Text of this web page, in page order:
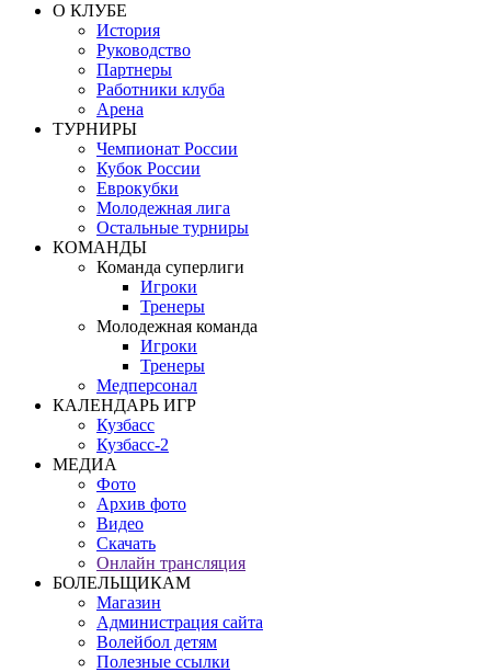
О КЛУБЕ
История
Руководство
Партнеры
Работники клуба
Арена
ТУРНИРЫ
Чемпионат России
Кубок России
Еврокубки
Молодежная лига
Остальные турниры
КОМАНДЫ
Команда суперлиги
Игроки
Тренеры
Молодежная команда
Игроки
Тренеры
Медперсонал
КАЛЕНДАРЬ ИГР
Кузбасс
Кузбасс-2
МЕДИА
Фото
Архив фото
Видео
Скачать
Онлайн трансляция
БОЛЕЛЬЩИКАМ
Магазин
Администрация сайта
Волейбол детям
Полезные ссылки